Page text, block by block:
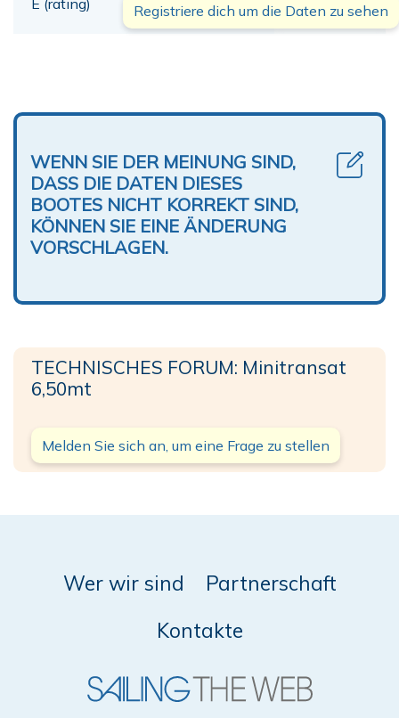
mt
Registriere dich um die Daten zu sehen
WENN SIE DER MEINUNG SIND,
DASS DIE DATEN DIESES
BOOTES NICHT KORREKT SIND,
KÖNNEN SIE EINE ÄNDERUNG
VORSCHLAGEN.
TECHNISCHES FORUM: Minitransat
6,50mt
Melden Sie sich an, um eine Frage zu stellen
Wer wir sind
Partnerschaft
Kontakte